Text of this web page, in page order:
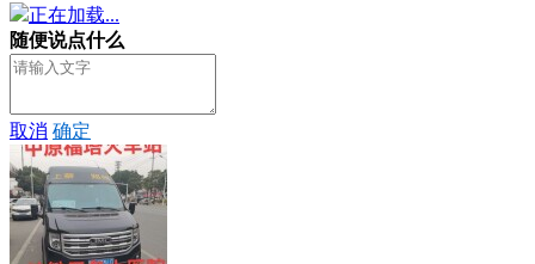
正在加载...
随便说点什么
取消 确定